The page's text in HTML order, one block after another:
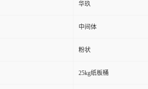
华玖
中间体
粉状
25kg纸板桶